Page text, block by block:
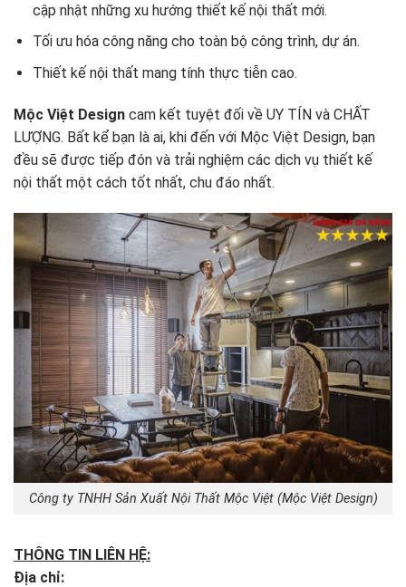
cập nhật những xu hướng thiết kế nội thất mới.
Tối ưu hóa công năng cho toàn bộ công trình, dự án.
Thiết kế nội thất mang tính thực tiễn cao.
Mộc Việt Design cam kết tuyệt đối về UY TÍN và CHẤT
LƯỢNG. Bất kể bạn là ai, khi đến với Mộc Việt Design, bạn
đều sẽ được tiếp đón và trải nghiệm các dịch vụ thiết kế
nội thất một cách tốt nhất, chu đáo nhất.
Công ty TNHH Sản Xuất Nội Thất Mộc Việt (Mộc Việt Design)
THÔNG TIN LIÊN HỆ:
Địa chỉ: